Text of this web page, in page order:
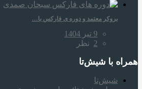
بروکر معتمد و دوره‌ ی فارکس با…
9 تیر 1404
2 نظر
همراه‌ با شیش‌تا
شیش‌تا